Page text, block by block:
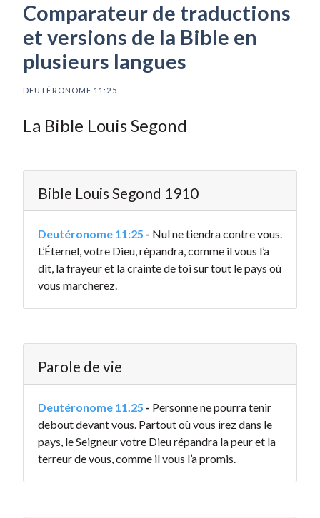
Comparateur de traductions
et versions de la Bible en
plusieurs langues
DEUTÉRONOME 11:25
La Bible Louis Segond
Bible Louis Segond 1910
Deutéronome 11:25 - Nul ne tiendra contre vous.
L’Éternel, votre Dieu, répandra, comme il vous l’a
dit, la frayeur et la crainte de toi sur tout le pays où
vous marcherez.
Parole de vie
Deutéronome 11.25 - Personne ne pourra tenir
debout devant vous. Partout où vous irez dans le
pays, le Seigneur votre Dieu répandra la peur et la
terreur de vous, comme il vous l’a promis.